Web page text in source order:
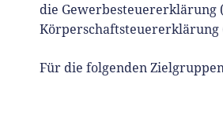
die Gewerbesteuererklärung
Körperschaftsteuererklärung
Für die folgenden